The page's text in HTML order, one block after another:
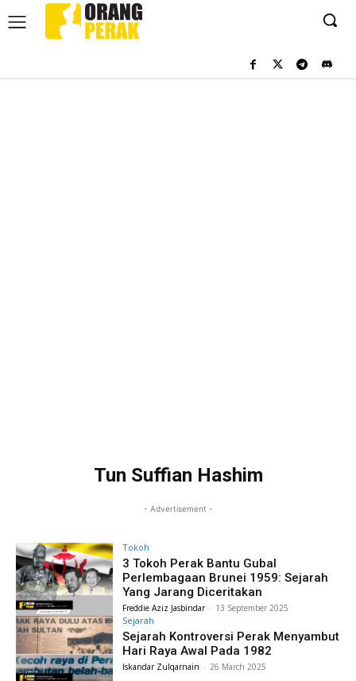
Tun Suffian Hashim
- Advertisement -
Tokoh
3 Tokoh Perak Bantu Gubal
Perlembagaan Brunei 1959: Sejarah
Yang Jarang Diceritakan
Freddie Aziz Jasbindar - 13 September 2025
Sejarah
Sejarah Kontroversi Perak Menyambut
Hari Raya Awal Pada 1982
Iskandar Zulqarnain - 26 March 2025